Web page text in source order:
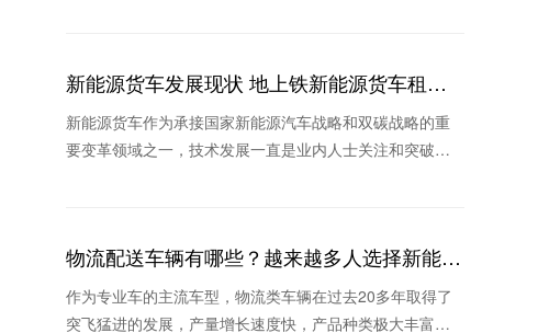
新能源货车发展现状 地上铁新能源货车租车
怎么样
新能源货车作为承接国家新能源汽车战略和双碳战略的重
要变革领域之一，技术发展一直是业内人士关注和突破的
物流配送车辆有哪些？越来越多人选择新能源
物流车
作为专业车的主流车型，物流类车辆在过去20多年取得了
突飞猛进的发展，产量增长速度快，产品种类极大丰富，